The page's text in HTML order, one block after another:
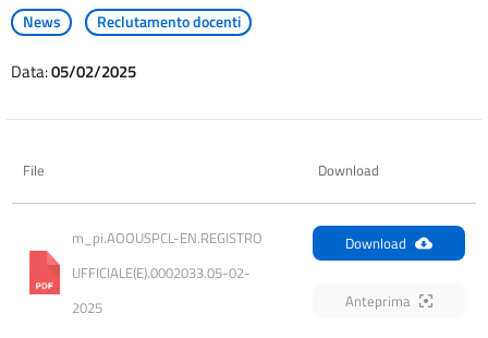
News Reclutamento docenti
Data:05/02/2025
File Download
m_pi.AOOUSPCL-EN.REGISTRO
UFFICIALE(E).0002033.05-02-
2025
Download
Anteprima